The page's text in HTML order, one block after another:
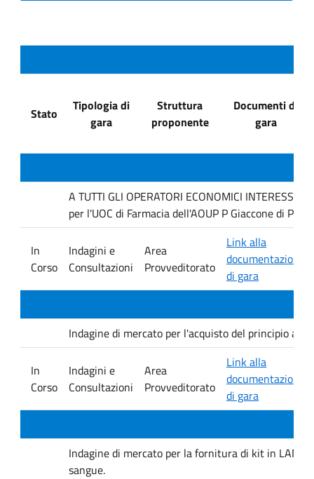
Stato
Tipologia di
gara
Struttura
proponente
Documenti di
gara
A TUTTI GLI OPERATORI ECONOMICI
per l'UOC di Farmacia dell'AOUP P Giaccone di
In
Corso
Indagini e
Consultazioni
Area
Provveditorato
Link alla
documentazione
di gara
Indagine di mercato per l'acquisto del principio
In
Corso
Indagini e
Consultazioni
Area
Provveditorato
Link alla
documentazione
di gara
Indagine di mercato per la fornitura di kit in LAMP
sangue.